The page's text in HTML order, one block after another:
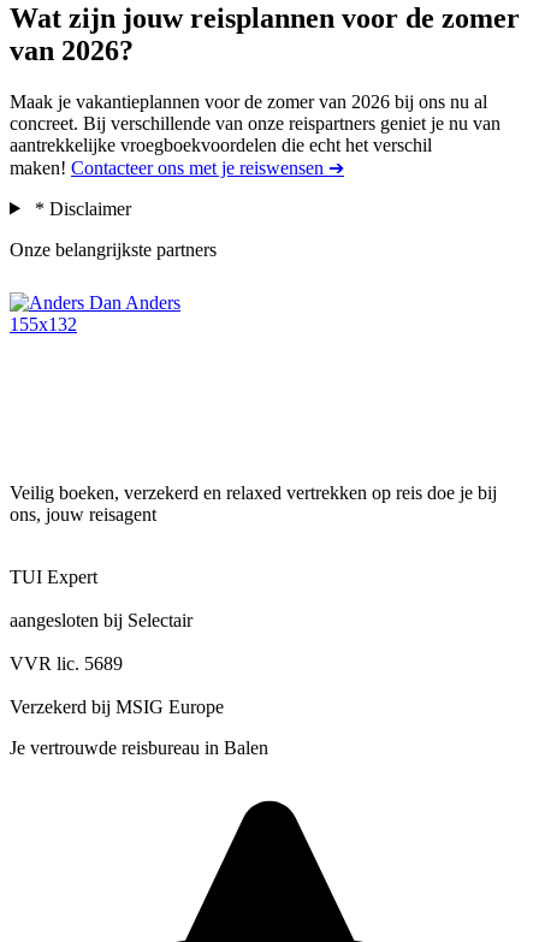
Wat zijn jouw reisplannen voor de zomer
van 2026?
Maak je vakantieplannen voor de zomer van 2026 bij ons nu al
concreet. Bij verschillende van onze reispartners geniet je nu van
aantrekkelijke vroegboekvoordelen die echt het verschil
maken! Contacteer ons met je reiswensen ➔
* Disclaimer
Onze belangrijkste partners
Veilig boeken, verzekerd en relaxed vertrekken op reis doe je bij
ons, jouw reisagent
TUI Expert
aangesloten bij Selectair
VVR lic. 5689
Verzekerd bij MSIG Europe
Je vertrouwde reisbureau in Balen